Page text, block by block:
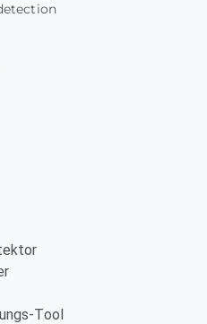
Tool